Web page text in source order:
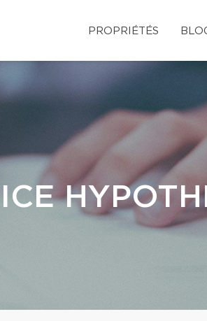
PROPRIÉTÉS